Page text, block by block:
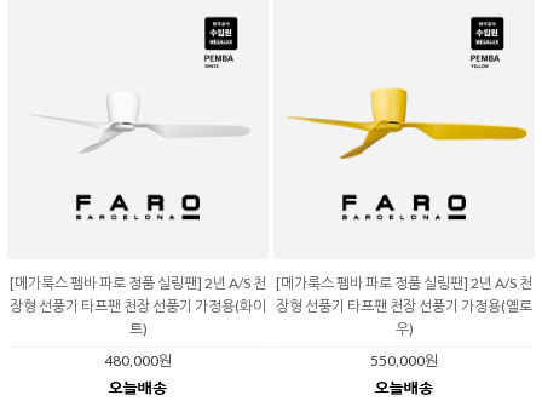
[메가룩스 펨바 파로 정품 실링팬] 2년 A/S 천
장형 선풍기 타프팬 천장 선풍기 가정용(화이
트)
480,000원
[메가룩스 펨바 파로 정품 실링팬] 2년 A/S 천
장형 선풍기 타프팬 천장 선풍기 가정용(옐로
우)
550,000원